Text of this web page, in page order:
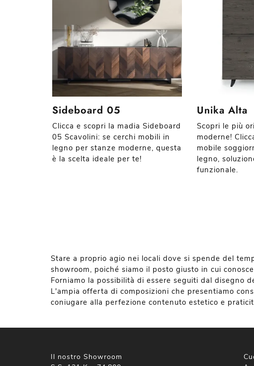
Sideboard 05
Clicca e scopri la madia Sideboard
05 Scavolini: se cerchi mobili in
legno per stanze moderne, questa
è la scelta ideale per te!
Unika Alta
Scopri le più
moderne!
mobile
legno,
funzionale.
Stare a proprio agio nei locali dove si spende del
showroom, poiché siamo il posto giusto in cui
Forniamo la possibilità di essere seguiti dal disegno
L'ampia offerta di composizioni che presentiamo
coniugare alla perfezione contenuto estetico e
Il nostro Showroom